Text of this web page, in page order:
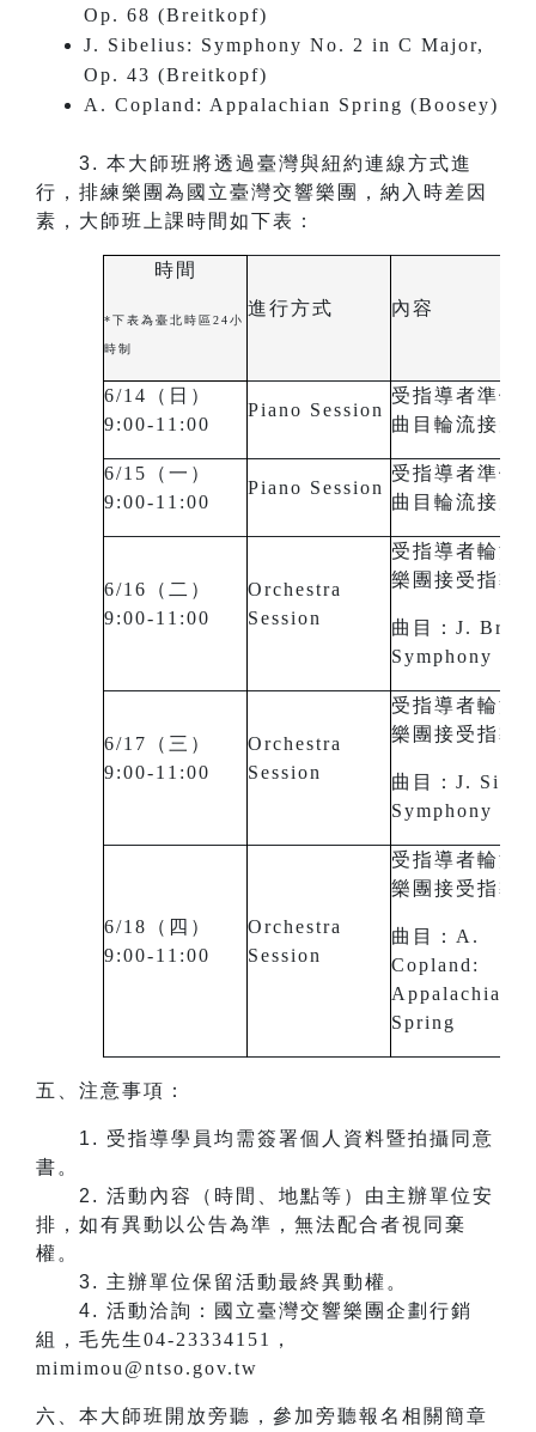
Op. 68 (Breitkopf)
J. Sibelius: Symphony No. 2 in C Major,
Op. 43 (Breitkopf)
A. Copland: Appalachian Spring (Boosey)
3. 本大師班將透過臺灣與紐約連線方式進
行，排練樂團為國立臺灣交響樂團，納入時差因
素，大師班上課時間如下表：
時間
*下表為臺北時區24小
時制
進行方式 內容
6/14（日）
9:00-11:00
Piano Session
受指導者準備
曲目輪流接受
6/15（一）
9:00-11:00
Piano Session
受指導者準備
曲目輪流接受
6/16（二）
9:00-11:00
Orchestra
Session
受指導者輪流
樂團接受指導
曲目：J.
Symphony
6/17（三）
9:00-11:00
Orchestra
Session
受指導者輪流
樂團接受指導
曲目：J.
Symphony
6/18（四）
9:00-11:00
Orchestra
Session
受指導者輪流
樂團接受指導
曲目：A.
Copland:
Appalachian
Spring
五、注意事項：
1. 受指導學員均需簽署個人資料暨拍攝同意
書。
2. 活動內容（時間、地點等）由主辦單位安
排，如有異動以公告為準，無法配合者視同棄
權。
3. 主辦單位保留活動最終異動權。
4. 活動洽詢：國立臺灣交響樂團企劃行銷
組，毛先生04-23334151，
mimimou@ntso.gov.tw
六、本大師班開放旁聽，參加旁聽報名相關簡章